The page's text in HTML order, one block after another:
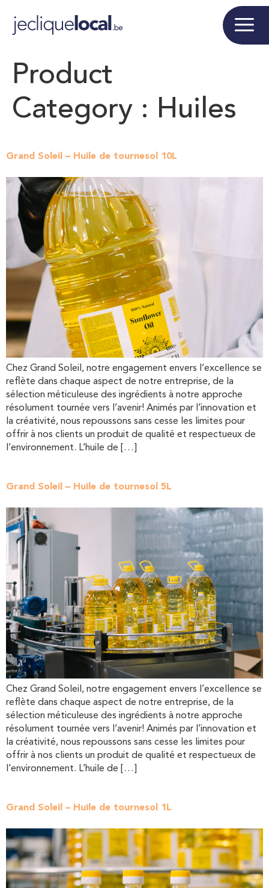
Product
Category : Huiles
Grand Soleil – Huile de tournesol 10L
Chez Grand Soleil, notre engagement envers l’excellence se
reflète dans chaque aspect de notre entreprise, de la
sélection méticuleuse des ingrédients à notre approche
résolument tournée vers l’avenir! Animés par l’innovation et
la créativité, nous repoussons sans cesse les limites pour
offrir à nos clients un produit de qualité et respectueux de
l’environnement. L’huile de […]
Grand Soleil – Huile de tournesol 5L
Chez Grand Soleil, notre engagement envers l’excellence se
reflète dans chaque aspect de notre entreprise, de la
sélection méticuleuse des ingrédients à notre approche
résolument tournée vers l’avenir! Animés par l’innovation et
la créativité, nous repoussons sans cesse les limites pour
offrir à nos clients un produit de qualité et respectueux de
l’environnement. L’huile de […]
Grand Soleil – Huile de tournesol 1L